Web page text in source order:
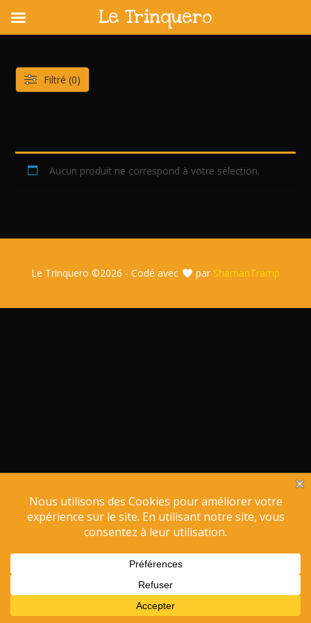
content
Aucun produit ne correspond à votre sélection.
Filtré (0)
Le Trinquero ©2026 - Codé avec par ShamanTramp
Le Trinquero